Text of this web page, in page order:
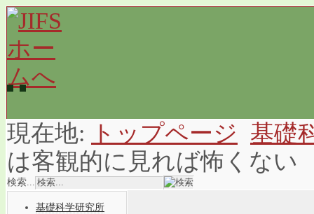
現在地: トップページ 基礎
は客観的に見れば怖くない
検索...
基礎科学研究所